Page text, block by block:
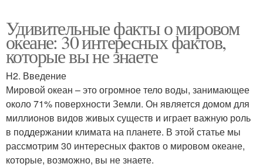
Удивительные факты о мировом
океане: 30 интересных фактов,
которые вы не знаете
H2. Введение
Мировой океан – это огромное тело воды, занимающее
около 71% поверхности Земли. Он является домом для
миллионов видов живых существ и играет важную роль
в поддержании климата на планете. В этой статье мы
рассмотрим 30 интересных фактов о мировом океане,
которые, возможно, вы не знаете.